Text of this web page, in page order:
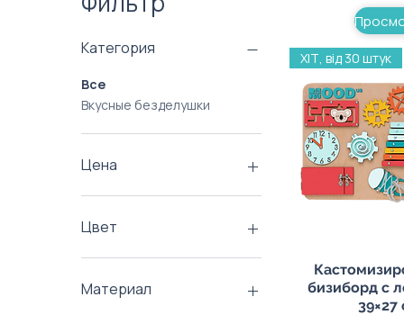
Категория
Все
Вкусные безделушки
Цена
Цвет
Материал
Быстрый
ХІТ, від 30 штук
бизиборд с
39×27